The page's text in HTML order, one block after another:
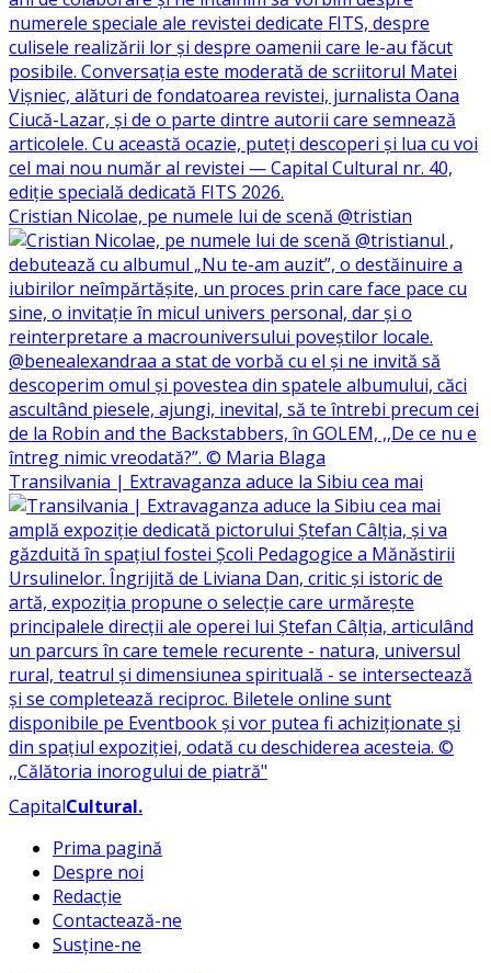
Cristian Nicolae, pe numele lui de scenă @tristian
Transilvania | Extravaganza aduce la Sibiu cea mai
CapitalCultural.
Prima pagină
Despre noi
Redacție
Contactează-ne
Susține-ne